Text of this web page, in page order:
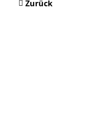
Zurück